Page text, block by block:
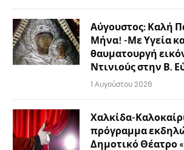
Αύγουστος: Καλή
Μήνα! -Με Υγεία
θαυματουργή
Ντινιούς στην Β.
1 Αυγούστου 2026
Χαλκίδα-
πρόγραμμα
Δημοτικό Θέατρο